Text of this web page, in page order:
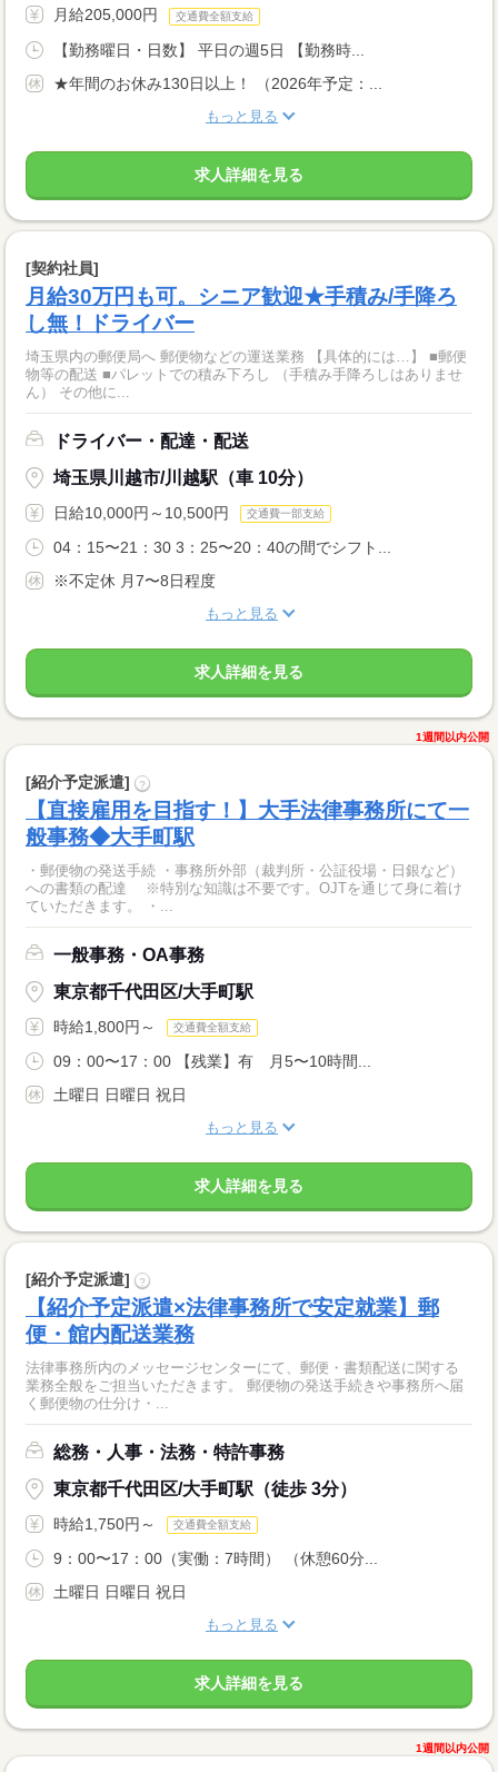
月給205,000円 交通費全額支給
【勤務曜日・日数】 平日の週5日 【勤務時...
★年間のお休み130日以上！ （2026年予定：...
もっと見る
求人詳細を見る
[契約社員]
月給30万円も可。シニア歓迎★手積み/手降ろ
し無！ドライバー
埼玉県内の郵便局へ 郵便物などの運送業務 【具体的には…】 ■郵便
物等の配送 ■パレットでの積み下ろし （手積み手降ろしはありませ
ん） その他に...
ドライバー・配達・配送
埼玉県川越市/川越駅（車 10分）
日給10,000円～10,500円 交通費一部支給
04：15〜21：30 3：25〜20：40の間でシフト...
※不定休 月7〜8日程度
もっと見る
求人詳細を見る
1週間以内公開
[紹介予定派遣] ?
【直接雇用を目指す！】大手法律事務所にて一
般事務◆大手町駅
・郵便物の発送手続 ・事務所外部（裁判所・公証役場・日銀など）
への書類の配達 ※特別な知識は不要です。OJTを通じて身に着け
ていただきます。 ・...
一般事務・OA事務
東京都千代田区/大手町駅
時給1,800円～ 交通費全額支給
09：00〜17：00 【残業】有 月5〜10時間...
土曜日 日曜日 祝日
もっと見る
求人詳細を見る
[紹介予定派遣] ?
【紹介予定派遣×法律事務所で安定就業】郵
便・館内配送業務
法律事務所内のメッセージセンターにて、郵便・書類配送に関する
業務全般をご担当いただきます。 郵便物の発送手続きや事務所へ届
く郵便物の仕分け・...
総務・人事・法務・特許事務
東京都千代田区/大手町駅（徒歩 3分）
時給1,750円～ 交通費全額支給
9：00〜17：00（実働：7時間） （休憩60分...
土曜日 日曜日 祝日
もっと見る
求人詳細を見る
1週間以内公開